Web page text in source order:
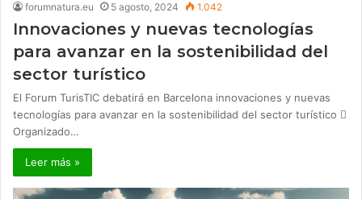
forumnatura.eu 5 agosto, 2024 1.042
Innovaciones y nuevas tecnologías
para avanzar en la sostenibilidad del
sector turístico
El Forum TurisTIC debatirá en Barcelona innovaciones y nuevas
tecnologías para avanzar en la sostenibilidad del sector turístico 
Organizado…
Leer más »